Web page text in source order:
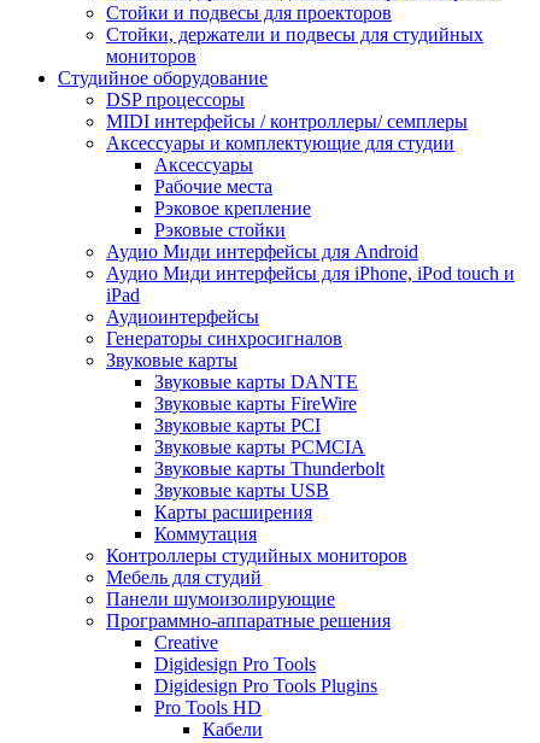
Стойки и подвесы для проекторов
Стойки, держатели и подвесы для студийных
мониторов
Студийное оборудование
DSP процессоры
MIDI интерфейсы / контроллеры/ семплеры
Аксессуары и комплектующие для студии
Аксессуары
Рабочие места
Рэковое крепление
Рэковые стойки
Аудио Миди интерфейсы для Android
Аудио Миди интерфейсы для iPhone, iPod touch и
iPad
Аудиоинтерфейсы
Генераторы синхросигналов
Звуковые карты
Звуковые карты DANTE
Звуковые карты FireWire
Звуковые карты PCI
Звуковые карты PCMCIA
Звуковые карты Thunderbolt
Звуковые карты USB
Карты расширения
Коммутация
Контроллеры студийных мониторов
Мебель для студий
Панели шумоизолирующие
Программно-аппаратные решения
Creative
Digidesign Pro Tools
Digidesign Pro Tools Plugins
Pro Tools HD
Кабели